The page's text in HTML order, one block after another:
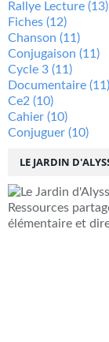
LE JARDIN
Ressources
élémentaire et
Rallye Lecture (13)
Fiches (12)
Chanson (11)
Conjugaison (11)
Cycle 3 (11)
Documentaire (11)
Ce2 (10)
Cahier (10)
Conjuguer (10)